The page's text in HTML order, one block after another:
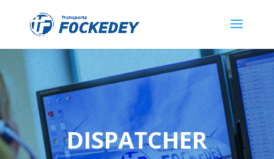
DISPATCHER